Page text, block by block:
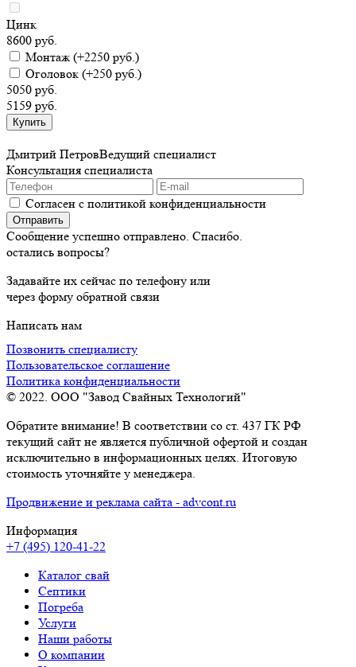
Цинк
8600 руб.
Монтаж (+2250 руб.)
Оголовок (+250 руб.)
5050 руб.
5159 руб.
Дмитрий ПетровВедущий специалист
Консультация специалиста
Согласен с политикой конфиденциальности
Сообщение успешно отправлено. Спасибо.
остались вопросы?
Задавайте их сейчас по телефону или
через форму обратной связи
Написать нам
Позвонить специалисту
Пользовательское соглашение
Политика конфиденциальности
© 2022. ООО "Завод Свайных Технологий"
Обратите внимание! В соответствии со ст. 437 ГК РФ
текущий сайт не является публичной офертой и создан
исключительно в информационных целях. Итоговую
стоимость уточняйте у менеджера.
Продвижение и реклама сайта - advcont.ru
Информация
+7 (495) 120-41-22
Каталог свай
Септики
Погреба
Услуги
Наши работы
О компании